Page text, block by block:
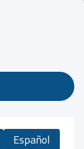
Español